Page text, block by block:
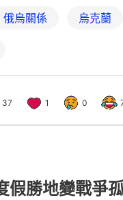
俄烏關係 烏克蘭
37 1 0
假勝地變戰爭